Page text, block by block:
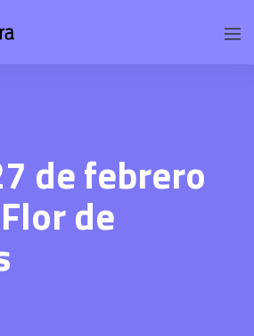
de febrero
de